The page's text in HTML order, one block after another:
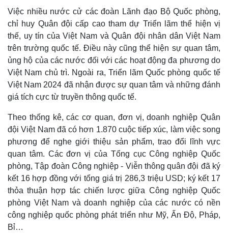
Lịch thi đấu bóng đá
Thế giới thể thao
eSports
Hậu trường
Xe máy
Tư vấn
Việc nhiều nước cử các đoàn Lãnh đạo Bộ Quốc phòng,
chỉ huy Quân đội cấp cao tham dự Triển lãm thể hiện vị
thế, uy tín của Việt Nam và Quân đội nhân dân Việt Nam
trên trường quốc tế. Điều này cũng thể hiện sự quan tâm,
ủng hộ của các nước đối với các hoạt động đa phương do
Việt Nam chủ trì. Ngoài ra, Triển lãm Quốc phòng quốc tế
Việt Nam 2024 đã nhận được sự quan tâm và những đánh
giá tích cực từ truyền thông quốc tế.
Theo thống kê, các cơ quan, đơn vị, doanh nghiệp Quân
đội Việt Nam đã có hơn 1.870 cuộc tiếp xúc, làm việc song
phương để nghe giới thiệu sản phẩm, trao đổi lĩnh vực
quan tâm. Các đơn vị của Tổng cục Công nghiệp Quốc
phòng, Tập đoàn Công nghiệp - Viễn thông quân đội đã ký
kết 16 hợp đồng với tổng giá trị 286,3 triệu USD; ký kết 17
thỏa thuận hợp tác chiến lược giữa Công nghiệp Quốc
phòng Việt Nam và doanh nghiệp của các nước có nền
công nghiệp quốc phòng phát triển như Mỹ, Ấn Độ, Pháp,
Bỉ…